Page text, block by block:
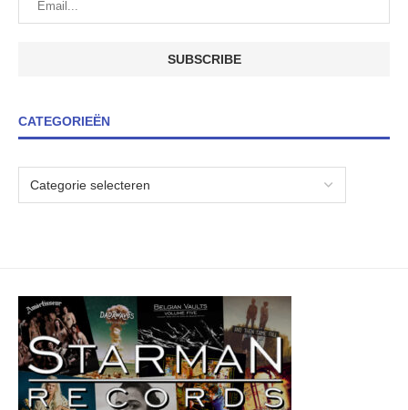
CATEGORIEËN